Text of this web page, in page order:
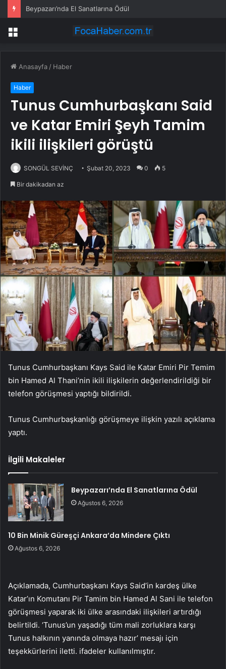
Beypazarı’nda El Sanatlarına Ödül
Menü
Anasayfa / Haber
Haber
Tunus Cumhurbaşkanı Said
ve Katar Emiri Şeyh Tamim
ikili ilişkileri görüştü
SONGÜL SEVİNÇ Şubat 20, 2023 0 5
Bir dakikadan az
Tunus Cumhurbaşkanı Kays Said ile Katar Emiri Pir Temim
bin Hamed Al Thani’nin ikili ilişkilerin değerlendirildiği bir
telefon görüşmesi yaptığı bildirildi.
Tunus Cumhurbaşkanlığı görüşmeye ilişkin yazılı açıklama
yaptı.
İlgili Makaleler
Beypazarı’nda El Sanatlarına Ödül
Ağustos 6, 2026
10 Bin Minik Güreşçi Ankara’da Mindere Çıktı
Ağustos 6, 2026
Açıklamada, Cumhurbaşkanı Kays Said’in kardeş ülke
Katar’ın Komutanı Pir Tamim bin Hamed Al Sani ile telefon
görüşmesi yaparak iki ülke arasındaki ilişkileri artırdığı
belirtildi. ‘Tunus’un yaşadığı tüm mali zorluklara karşı
Tunus halkının yanında olmaya hazır’ mesajı için
teşekkürlerini iletti. ifadeler kullanılmıştır.